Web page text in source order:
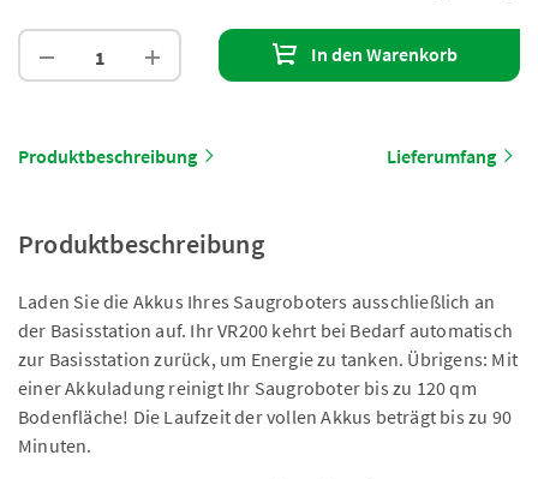
In den Warenkorb
Produktbeschreibung Lieferumfang
Produktbeschreibung
Laden Sie die Akkus Ihres Saugroboters ausschließlich an
der Basisstation auf. Ihr VR200 kehrt bei Bedarf automatisch
zur Basisstation zurück, um Energie zu tanken. Übrigens: Mit
einer Akkuladung reinigt Ihr Saugroboter bis zu 120 qm
Bodenfläche! Die Laufzeit der vollen Akkus beträgt bis zu 90
Minuten.